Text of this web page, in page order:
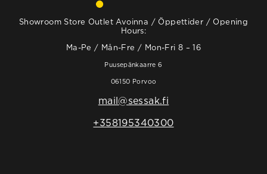
Showroom Store Outlet Avoinna / Öppettider / Opening
Hours:
Ma-Pe / Mån-Fre / Mon-Fri 8 – 16
Puusepänkaarre 6
06150 Porvoo
mail@sessak.fi
+358195340300